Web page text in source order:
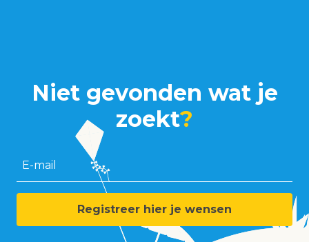
Niet gevonden wat je
zoekt?
E-mail
Registreer hier je wensen